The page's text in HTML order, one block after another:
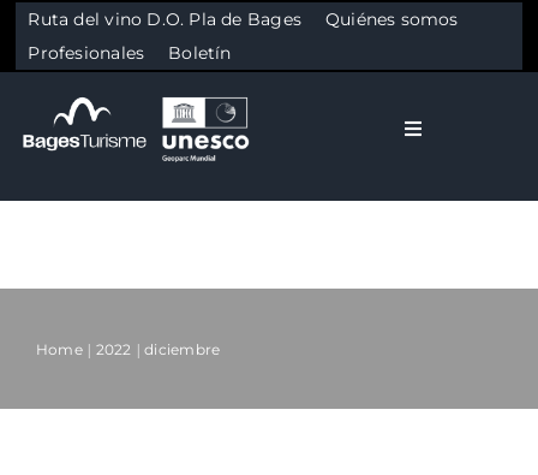
Ruta del vino D.O. Pla de Bages
Quiénes somos
Profesionales
Boletín
Toggle
Cultura
Home 2022 diciembre